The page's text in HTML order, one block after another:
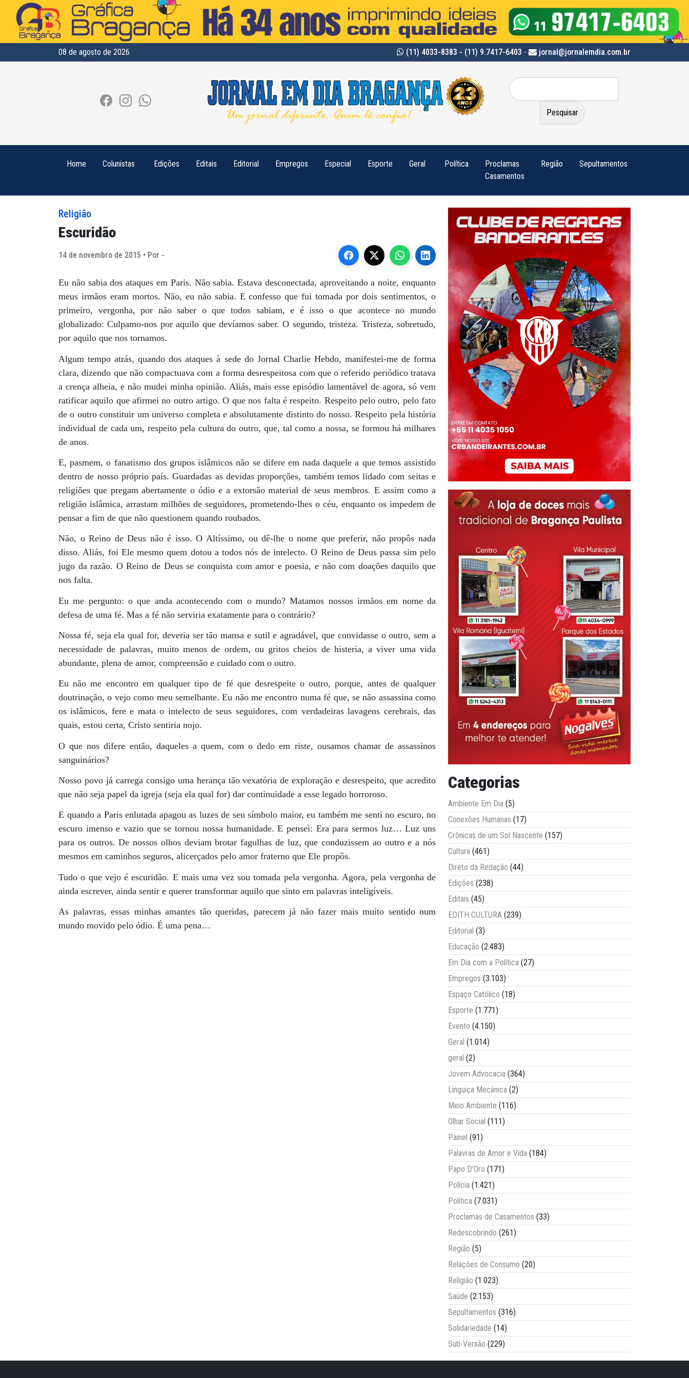
08 de agosto de 2026 (11) 4033-8383 - (11) 9.7417-6403 - jornal@jornalemdia.com.br
Pesquisar
por:
Home Colunistas Edições Editais Editorial Empregos Especial Esporte Geral Política
Proclamas
Casamentos
Região Sepultamentos
Religião
Escuridão
14 de novembro de 2015 • Por -
Eu não sabia dos ataques em Paris. Não sabia. Estava desconectada, aproveitando a noite, enquanto
meus irmãos eram mortos. Não, eu não sabia. E confesso que fui tomada por dois sentimentos, o
primeiro, vergonha, por não saber o que todos sabiam, e é isso o que acontece no mundo
globalizado: Culpamo-nos por aquilo que devíamos saber. O segundo, tristeza. Tristeza, sobretudo,
por aquilo que nos tornamos.
Algum tempo atrás, quando dos ataques à sede do Jornal Charlie Hebdo, manifestei-me de forma
clara, dizendo que não compactuava com a forma desrespeitosa com que o referido periódico tratava
a crença alheia, e não mudei minha opinião. Aliás, mais esse episódio lamentável de agora, só vem
ratificar aquilo que afirmei no outro artigo. O que nos falta é respeito. Respeito pelo outro, pelo fato
de o outro constituir um universo completa e absolutamente distinto do nosso. Respeito pela história
individual de cada um, respeito pela cultura do outro, que, tal como a nossa, se formou há milhares
de anos.
E, pasmem, o fanatismo dos grupos islâmicos não se difere em nada daquele a que temos assistido
dentro de nosso próprio país. Guardadas as devidas proporções, também temos lidado com seitas e
religiões que pregam abertamente o ódio e a extorsão material de seus membros. E assim como a
religião islâmica, arrastam milhões de seguidores, prometendo-lhes o céu, enquanto os impedem de
pensar a fim de que não questionem quando roubados.
Não, o Reino de Deus não é isso. O Altíssimo, ou dê-lhe o nome que preferir, não propôs nada
disso. Aliás, foi Ele mesmo quem dotou a todos nós de intelecto. O Reino de Deus passa sim pelo
jugo da razão. O Reino de Deus se conquista com amor e poesia, e não com doações daquilo que
nos falta.
Eu me pergunto: o que anda acontecendo com o mundo? Matamos nossos irmãos em nome da
defesa de uma fé. Mas a fé não serviria exatamente para o contrário?
Nossa fé, seja ela qual for, deveria ser tão mansa e sutil e agradável, que convidasse o outro, sem a
necessidade de palavras, muito menos de ordem, ou gritos cheios de histeria, a viver uma vida
abundante, plena de amor, compreensão e cuidado com o outro.
Eu não me encontro em qualquer tipo de fé que desrespeite o outro, porque, antes de qualquer
doutrinação, o vejo como meu semelhante. Eu não me encontro numa fé que, se não assassina como
os islâmicos, fere e mata o intelecto de seus seguidores, com verdadeiras lavagens cerebrais, das
quais, estou certa, Cristo sentiria nojo.
O que nos difere então, daqueles a quem, com o dedo em riste, ousamos chamar de assassinos
sanguinários?
Nosso povo já carrega consigo uma herança tão vexatória de exploração e desrespeito, que acredito
que não seja papel da igreja (seja ela qual for) dar continuidade a esse legado horroroso.
E quando a Paris enlutada apagou as luzes de seu símbolo maior, eu também me senti no escuro, no
escuro imenso e vazio que se tornou nossa humanidade. E pensei: Era para sermos luz… Luz uns
para os outros. De nossos olhos deviam brotar fagulhas de luz, que conduzissem ao outro e a nós
mesmos em caminhos seguros, alicerçados pelo amor fraterno que Ele propôs.
Tudo o que vejo é escuridão. E mais uma vez sou tomada pela vergonha. Agora, pela vergonha de
ainda escrever, ainda sentir e querer transformar aquilo que sinto em palavras inteligíveis.
As palavras, essas minhas amantes tão queridas, parecem já não fazer mais muito sentido num
mundo movido pelo ódio. É uma pena…
Categorias
Ambiente Em Dia (5)
Conexões Humanas (17)
Crônicas de um Sol Nascente (157)
Cultura (461)
Direto da Redação (44)
Edições (238)
Editais (45)
EDITH CULTURA (239)
Editorial (3)
Educação (2.483)
Em Dia com a Política (27)
Empregos (3.103)
Espaço Católico (18)
Esporte (1.771)
Evento (4.150)
Geral (1.014)
geral (2)
Jovem Advocacia (364)
Linguiça Mecânica (2)
Meio Ambiente (116)
Olhar Social (111)
Painel (91)
Palavras de Amor e Vida (184)
Papo D'Oro (171)
Polícia (1.421)
Política (7.031)
Proclamas de Casamentos (33)
Redescobrindo (261)
Região (5)
Relações de Consumo (20)
Religião (1.023)
Saúde (2.153)
Sepultamentos (316)
Solidariedade (14)
Sub-Versão (229)